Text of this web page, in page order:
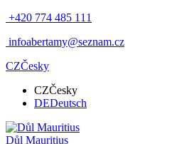
+420 774 485 111
infoabertamy@seznam.cz
CZČesky
CZČesky
DEDeutsch
Důl Mauritius